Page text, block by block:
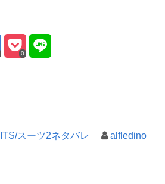
0
スーツ2ネタバレ alfledino